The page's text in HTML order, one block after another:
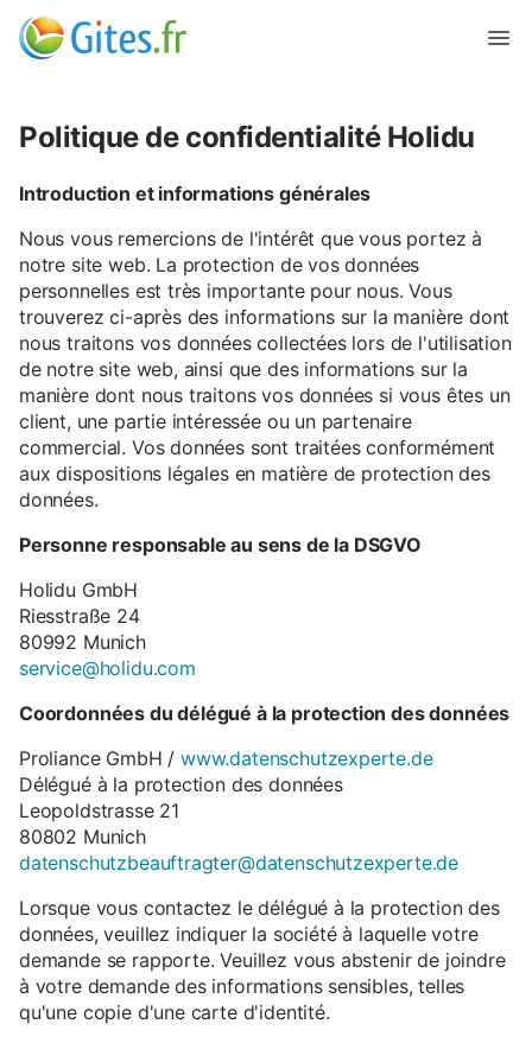
Politique de confidentialité Holidu
Introduction et informations générales
Nous vous remercions de l'intérêt que vous portez à
notre site web. La protection de vos données
personnelles est très importante pour nous. Vous
trouverez ci-après des informations sur la manière dont
nous traitons vos données collectées lors de l'utilisation
de notre site web, ainsi que des informations sur la
manière dont nous traitons vos données si vous êtes un
client, une partie intéressée ou un partenaire
commercial. Vos données sont traitées conformément
aux dispositions légales en matière de protection des
données.
Personne responsable au sens de la DSGVO
Holidu GmbH
Riesstraße 24
80992 Munich
service@holidu.com
Coordonnées du délégué à la protection des données
Proliance GmbH /www.datenschutzexperte.de
Délégué à la protection des données
Leopoldstrasse 21
80802 Munich
datenschutzbeauftragter@datenschutzexperte.de
Lorsque vous contactez le délégué à la protection des
données, veuillez indiquer la société à laquelle votre
demande se rapporte. Veuillez vous abstenir de joindre
à votre demande des informations sensibles, telles
qu'une copie d'une carte d'identité.